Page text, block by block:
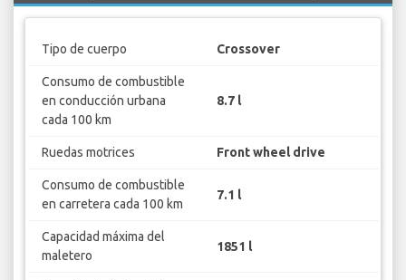
Tipo de cuerpo Crossover
Consumo de combustible
en conducción urbana
cada 100 km
8.7 l
Ruedas motrices Front wheel drive
Consumo de combustible
en carretera cada 100 km
7.1 l
Capacidad máxima del
maletero
1851 l